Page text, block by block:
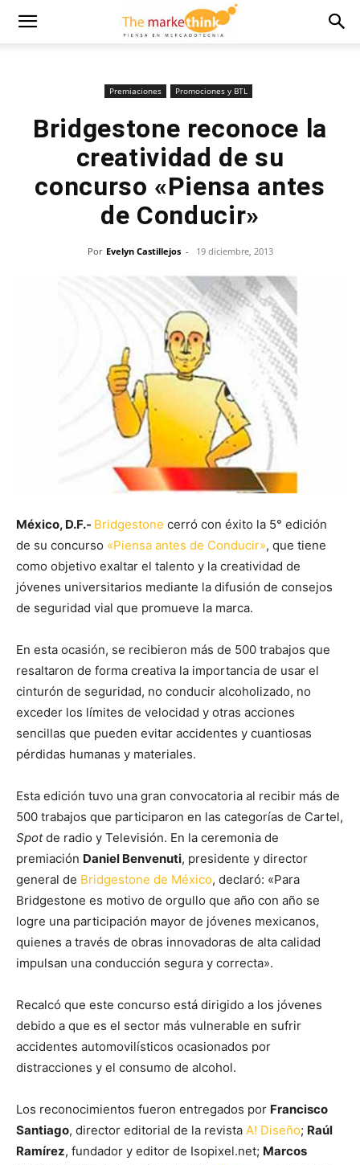
Premiaciones Promociones y BTL
Bridgestone reconoce la
creatividad de su
concurso «Piensa antes
de Conducir»
Por Evelyn Castillejos - 19 diciembre, 2013
México, D.F.- Bridgestone cerró con éxito la 5° edición
de su concurso «Piensa antes de Conducir», que tiene
como objetivo exaltar el talento y la creatividad de
jóvenes universitarios mediante la difusión de consejos
de seguridad vial que promueve la marca.
En esta ocasión, se recibieron más de 500 trabajos que
resaltaron de forma creativa la importancia de usar el
cinturón de seguridad, no conducir alcoholizado, no
exceder los límites de velocidad y otras acciones
sencillas que pueden evitar accidentes y cuantiosas
pérdidas humanas y materiales.
Esta edición tuvo una gran convocatoria al recibir más de
500 trabajos que participaron en las categorías de Cartel,
Spotde radio y Televisión. En la ceremonia de
premiación Daniel Benvenuti, presidente y director
general de Bridgestone de México, declaró: «Para
Bridgestone es motivo de orgullo que año con año se
logre una participación mayor de jóvenes mexicanos,
quienes a través de obras innovadoras de alta calidad
impulsan una conducción segura y correcta».
Recalcó que este concurso está dirigido a los jóvenes
debido a que es el sector más vulnerable en sufrir
accidentes automovilísticos ocasionados por
distracciones y el consumo de alcohol.
Los reconocimientos fueron entregados por Francisco
Santiago, director editorial de la revista A! Diseño; Raúl
Ramírez, fundador y editor de Isopixel.net; Marcos